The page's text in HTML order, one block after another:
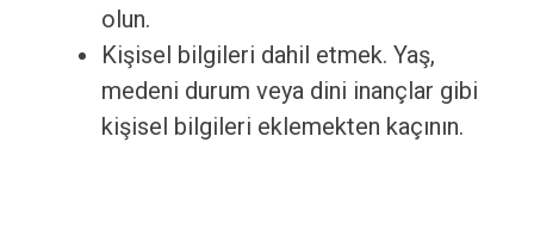
olun.
Kişisel bilgileri dahil etmek. Yaş,
medeni durum veya dini inançlar gibi
kişisel bilgileri eklemekten kaçının.